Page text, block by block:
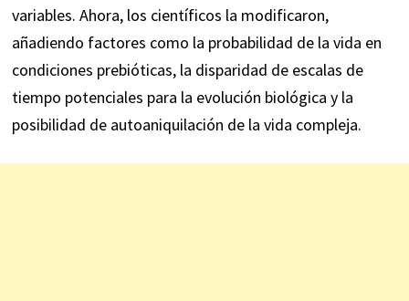
variables. Ahora, los científicos la modificaron,
añadiendo factores como la probabilidad de la vida en
condiciones prebióticas, la disparidad de escalas de
tiempo potenciales para la evolución biológica y la
posibilidad de autoaniquilación de la vida compleja.